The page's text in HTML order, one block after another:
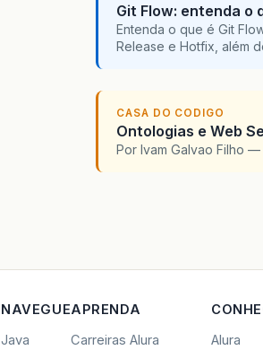
Git Flow: entenda o
Entenda o que é Git
Release e Hotfix, além
CASA DO CODIGO
Ontologias e Web
Por Ivam Galvao Filho
NAVEGUE
Java
APRENDA
Carreiras Alura
Alura